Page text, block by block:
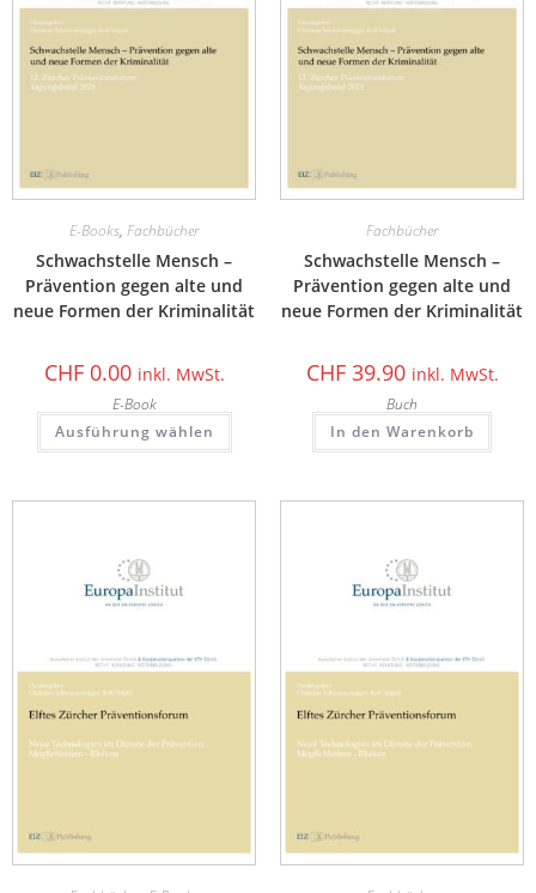
E-Books, Fachbücher
Schwachstelle Mensch –
Prävention gegen alte und
neue Formen der Kriminalität
CHF0.00 inkl. MwSt.
E-Book
Ausführung wählen
Fachbücher
Schwachstelle Mensch –
Prävention gegen alte und
neue Formen der Kriminalität
CHF39.90 inkl. MwSt.
Buch
In den Warenkorb